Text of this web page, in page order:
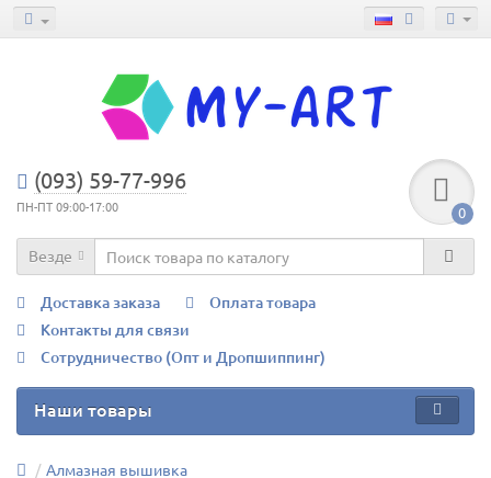
(093) 59-77-996
ПН-ПТ 09:00-17:00 0
Везде
Доставка заказа
Оплата товара
Контакты для связи
Сотрудничество (Опт и Дропшиппинг)
Наши товары
Алмазная вышивка